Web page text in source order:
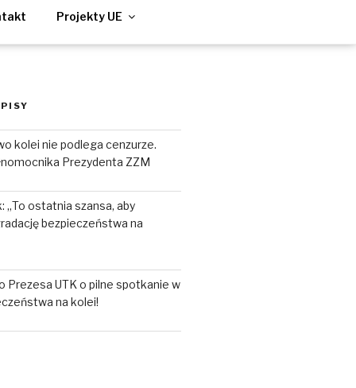
Projekty UE
kolei nie podlega cenzurze.
Prezydenta ZZM
„To ostatnia szansa, aby
bezpieczeństwa na
Prezesa UTK o pilne spotkanie w
na kolei!